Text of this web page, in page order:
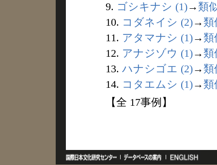
9. ゴシキナシ (1)→ 類
10. コダネイシ (2)→ 類
11. アタマナシ (1)→ 類
12. アナジゾウ (1)→ 類
13. ハナシゴエ (2)→ 類
14. コタエムシ (1)→ 類
【全 17事例】